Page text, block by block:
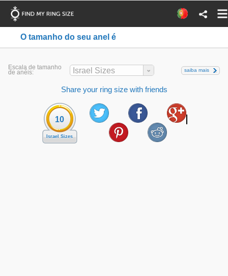
O tamanho do seu anel é
Escala de tamanho
de anéis: Israel Sizes saiba mais
Share your ring size with friends
10
Israel Sizes